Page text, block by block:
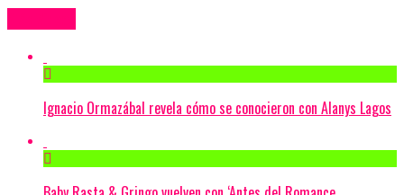
Ignacio Ormazábal revela cómo se conocieron con Alanys Lagos